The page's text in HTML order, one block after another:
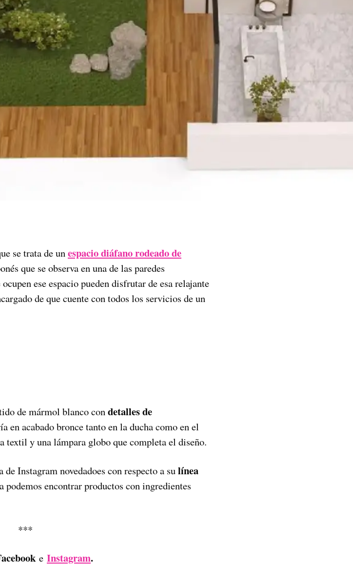
se trata de unespacio diáfano rodeado de
que se observa en una de las paredes
ese espacio pueden disfrutar de esa relajante
de que cuente con todos los servicios de un
de mármol blanco condetalles de
en acabado bronce tanto en la ducha como en el
textil y una lámpara globo que completa el diseño.
Instagram novedadoes con respecto a sulínea
podemos encontrar productos con ingredientes
***
e Instagram.